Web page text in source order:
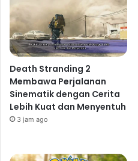
Death Stranding 2
Membawa Perjalanan
Sinematik dengan Cerita
Lebih Kuat dan Menyentuh
3 jam ago